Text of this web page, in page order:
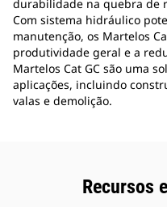
durabilidade na quebra de
Com sistema hidráulico
manutenção, os Martelos
produtividade geral e a
Martelos Cat GC são uma
aplicações, incluindo
valas e demolição.
Recursos